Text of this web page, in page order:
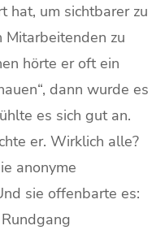
hat, um sichtbarer zu
Mitarbeitenden zu
hörte er oft ein
dann wurde es
es sich gut an.
er. Wirklich alle?
anonyme
sie offenbarte es: